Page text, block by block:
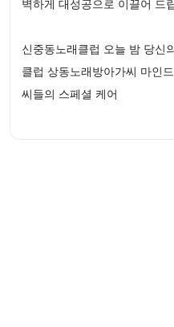
벽하게 대성공으로 이끌어 드
신중동노래클럽 오늘 밤 당신
클럽 상동노래방아가씨 마인
씨들의 스페셜 케어